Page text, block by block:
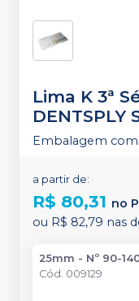
Lima K 3ª
DENTSPLY
Embalagem com
a partir de:
R$ 80,31 no
ou R$ 82,79 nas
25mm - Nº 90-
Cód. 009129